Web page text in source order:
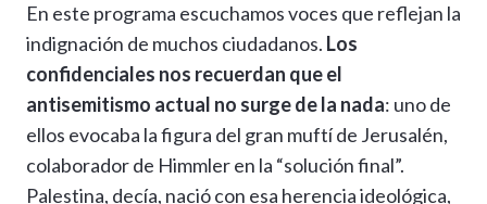
at
s
A
p
p
e
gr
a
m
e
b
o
o
k
ke
dI
n
se
n
g
er
ai
l
p
Li
n
k
m
ar
ti
En este programa escuchamos voces que reflejan la
indignación de muchos ciudadanos. Los
confidenciales nos recuerdan que el
antisemitismo actual no surge de la nada: uno de
ellos evocaba la figura del gran muftí de Jerusalén,
colaborador de Himmler en la “solución final”.
Palestina, decía, nació con esa herencia ideológica,